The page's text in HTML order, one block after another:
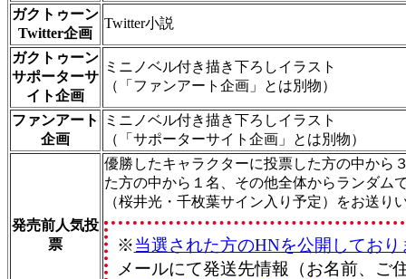
ガクトゥーン
Twitter企画
Twitter小説
ガクトゥーン
サポーターサ
イト企画
ミニノベル付き描き下ろしイラスト
（「ファンアート企画」とは別物）
ファンアート
企画
ミニノベル付き描き下ろしイラスト
（「サポーターサイト企画」とは別物）
発売前人気投
票
優勝したキャラクターに投票した方の中から
た方の中から１名、その他全体からランダム
（桜井光・千枚葉サイン入り予定）をお送り
※当選された方のHNを公開しており
メールにて発送先情報（お名前、ご